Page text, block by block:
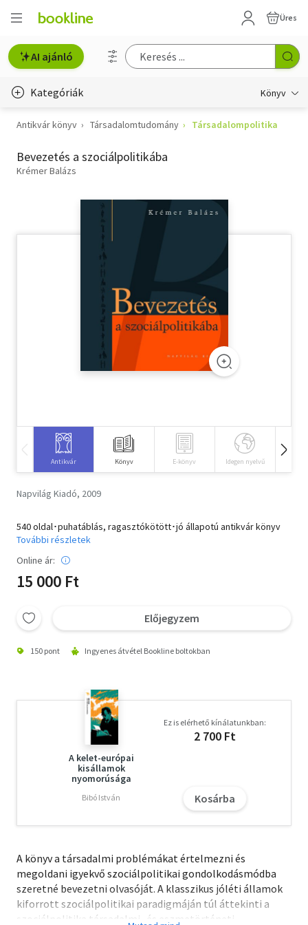
Üres
AI ajánló
Kategóriák Könyv
Életmód, egészség
Erotika
Tankönyv, segédkönyv
Történelem
Antikvár könyv Társadalomtudomány Társadalompolitika
Bevezetés a szociálpolitikába
Krémer Balázs
Antikvár Könyv E-könyv Idegen nyelvű
Napvilág Kiadó, 2009
540 oldal･puhatáblás, ragasztókötött･jó állapotú antikvár könyv
További részletek
Online ár:
15 000 Ft
Előjegyzem
150 pont Ingyenes átvétel Bookline boltokban
A kelet-európai
kisállamok
nyomorúsága
Bibó István
Ez is elérhető kínálatunkban:
2 700 Ft
Kosárba
A könyv a társadalmi problémákat értelmezni és
megoldani igyekvő szociálpolitikai gondolkodásmódba
szeretné bevezetni olvasóját. A klasszikus jóléti államok
kiforrott szociálpolitikai paradigmáján túl áttekinti a
szociálpolitika társadalmi- és eszmetörténeti